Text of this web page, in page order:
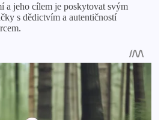
a jeho cílem je poskytovat svým
s dědictvím a autentičností